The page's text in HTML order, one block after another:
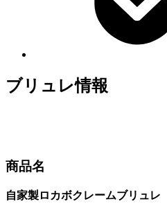
ブリュレ情報
商品名
自家製ロカボクレームブリュレ